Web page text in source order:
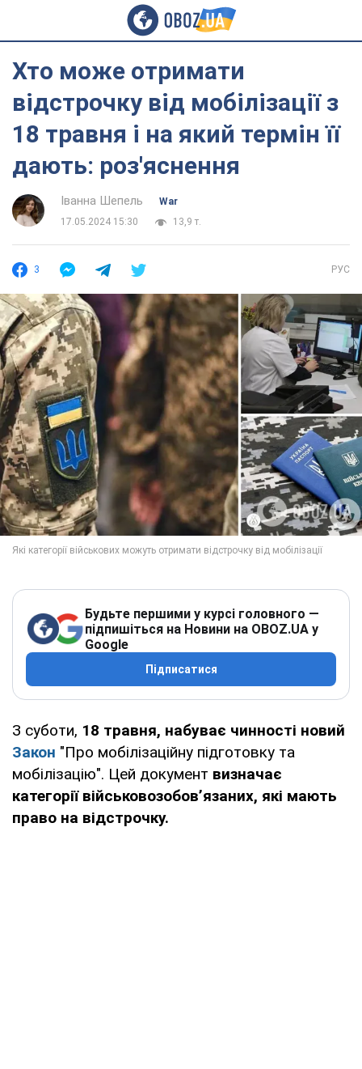
Хто може отримати
відстрочку від мобілізації з
18 травня і на який термін її
дають: роз'яснення
Іванна Шепель
War
17.05.2024 15:30
13,9 т.
3 РУС
Будьте першими у курсі головного —
підпишіться на Новини на OBOZ.UA у
Google
Підписатися
З суботи, 18 травня, набуває чинності новий
Закон "Про мобілізаційну підготовку та
мобілізацію". Цей документ визначає
категорії військовозобов’язаних, які мають
право на відстрочку.